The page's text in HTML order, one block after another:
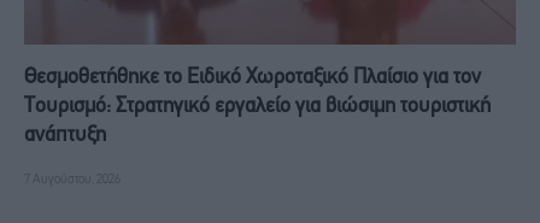
Θεσμοθετήθηκε το Ειδικό Χωροταξικό Πλαίσιο για τον
Τουρισμό: Στρατηγικό εργαλείο για βιώσιμη τουριστική
ανάπτυξη
7 Αυγούστου, 2026